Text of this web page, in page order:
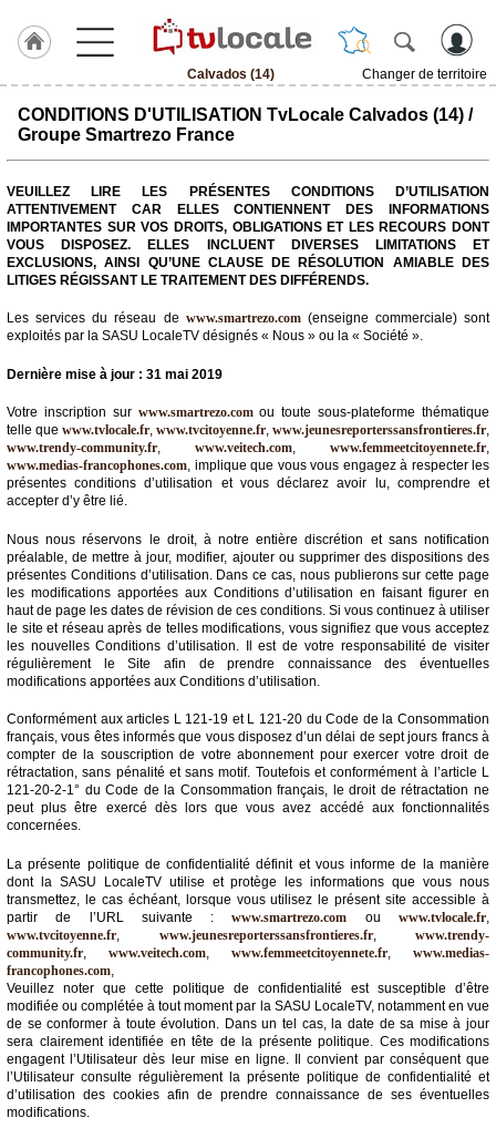
Calvados (14)
Changer de territoire
J'adhère
Hulcoq
Calvados
(14)
TvLocale
France
Accueil
RUBRIQUES
Agenda
Gazette
Vidéos
Médias
du
groupe
Blogs
Prémium
Inscription
pro
Accès
éditeur
CONDITIONS D'UTILISATION TvLocale Calvados (14) /
Groupe Smartrezo France
VEUILLEZ LIRE LES PRÉSENTES CONDITIONS D’UTILISATION
ATTENTIVEMENT CAR ELLES CONTIENNENT DES INFORMATIONS
IMPORTANTES SUR VOS DROITS, OBLIGATIONS ET LES RECOURS DONT
VOUS DISPOSEZ. ELLES INCLUENT DIVERSES LIMITATIONS ET
EXCLUSIONS, AINSI QU’UNE CLAUSE DE RÉSOLUTION AMIABLE DES
LITIGES RÉGISSANT LE TRAITEMENT DES DIFFÉRENDS.
Les services du réseau de www.smartrezo.com(enseigne commerciale) sont
exploités par la SASU LocaleTV désignés « Nous » ou la « Société ».
Dernière mise à jour : 31 mai 2019
Votre inscription sur www.smartrezo.comou toute sous-plateforme thématique
telle que www.tvlocale.fr, www.tvcitoyenne.fr, www.jeunesreporterssansfrontieres.fr,
www.trendy-community.fr, www.veitech.com, www.femmeetcitoyennete.fr,
www.medias-francophones.com, implique que vous vous engagez à respecter les
présentes conditions d’utilisation et vous déclarez avoir lu, comprendre et
accepter d’y être lié.
Nous nous réservons le droit, à notre entière discrétion et sans notification
préalable, de mettre à jour, modifier, ajouter ou supprimer des dispositions des
présentes Conditions d’utilisation. Dans ce cas, nous publierons sur cette page
les modifications apportées aux Conditions d’utilisation en faisant figurer en
haut de page les dates de révision de ces conditions. Si vous continuez à utiliser
le site et réseau après de telles modifications, vous signifiez que vous acceptez
les nouvelles Conditions d’utilisation. Il est de votre responsabilité de visiter
régulièrement le Site afin de prendre connaissance des éventuelles
modifications apportées aux Conditions d’utilisation.
Conformément aux articles L 121-19 et L 121-20 du Code de la Consommation
français, vous êtes informés que vous disposez d’un délai de sept jours francs à
compter de la souscription de votre abonnement pour exercer votre droit de
rétractation, sans pénalité et sans motif. Toutefois et conformément à l’article L
121-20-2-1° du Code de la Consommation français, le droit de rétractation ne
peut plus être exercé dès lors que vous avez accédé aux fonctionnalités
concernées.
La présente politique de confidentialité définit et vous informe de la manière
dont la SASU LocaleTV utilise et protège les informations que vous nous
transmettez, le cas échéant, lorsque vous utilisez le présent site accessible à
partir de l’URL suivante :www.smartrezo.com ouwww.tvlocale.fr,
www.tvcitoyenne.fr, www.jeunesreporterssansfrontieres.fr, www.trendy-
community.fr, www.veitech.com, www.femmeetcitoyennete.fr, www.medias-
francophones.com,
Veuillez noter que cette politique de confidentialité est susceptible d’être
modifiée ou complétée à tout moment par la SASU LocaleTV, notamment en vue
de se conformer à toute évolution. Dans un tel cas, la date de sa mise à jour
sera clairement identifiée en tête de la présente politique. Ces modifications
engagent l’Utilisateur dès leur mise en ligne. Il convient par conséquent que
l’Utilisateur consulte régulièrement la présente politique de confidentialité et
d’utilisation des cookies afin de prendre connaissance de ses éventuelles
modifications.